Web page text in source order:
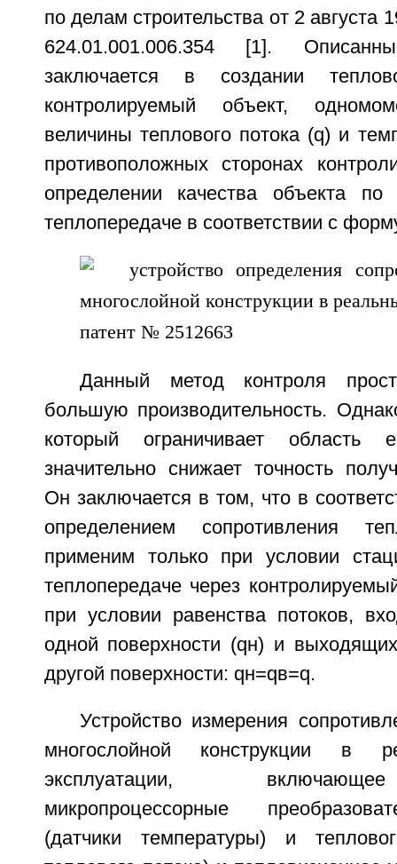
по делам строительства от 2
624.01.001.006.354 [1].
заключается в создании
контролируемый объект,
величины теплового потока (q) и
противоположных сторонах
определении качества объекта по
теплопередаче в соответствии с
Данный метод контроля
большую производительность.
который ограничивает область
значительно снижает точность
Он заключается в том, что в
определением сопротивления
применим только при условии
теплопередаче через
при условии равенства потоков,
одной поверхности (qн) и
другой поверхности: qн=qв=q.
Устройство измерения
многослойной конструкции в
эксплуатации,
микропроцессорные
(датчики температуры) и